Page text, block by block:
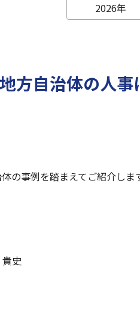
2026年
方自治体の人事
の事例を踏まえてご紹介しま
史